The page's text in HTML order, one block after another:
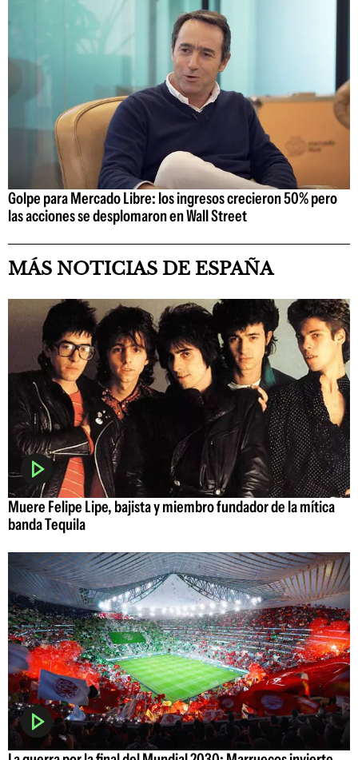
Golpe para Mercado Libre: los ingresos crecieron 50% pero
las acciones se desplomaron en Wall Street
MÁS NOTICIAS DE ESPAÑA
Muere Felipe Lipe, bajista y miembro fundador de la mítica
banda Tequila